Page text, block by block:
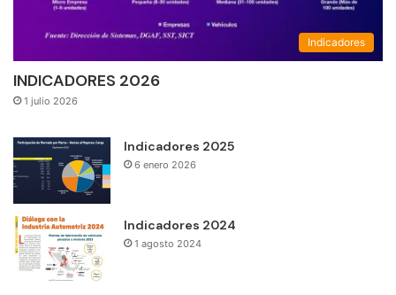
Indicadores
INDICADORES 2026
1 julio 2026
Indicadores 2025
6 enero 2026
Indicadores 2024
1 agosto 2024